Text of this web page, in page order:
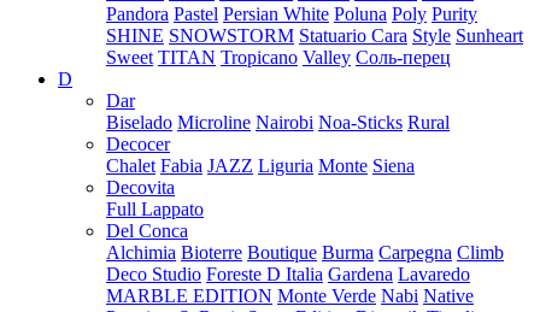
Pandora Pastel Persian White Poluna Poly Purity
SHINE SNOWSTORM Statuario Cara Style Sunheart
Sweet TITAN Tropicano Valley Соль-перец
D
Dar
Biselado Microline Nairobi Noa-Sticks Rural
Decocer
Chalet Fabia JAZZ Liguria Monte Siena
Decovita
Full Lappato
Del Conca
Alchimia Bioterre Boutique Burma Carpegna Climb
Deco Studio Foreste D Italia Gardena Lavaredo
MARBLE EDITION Monte Verde Nabi Native